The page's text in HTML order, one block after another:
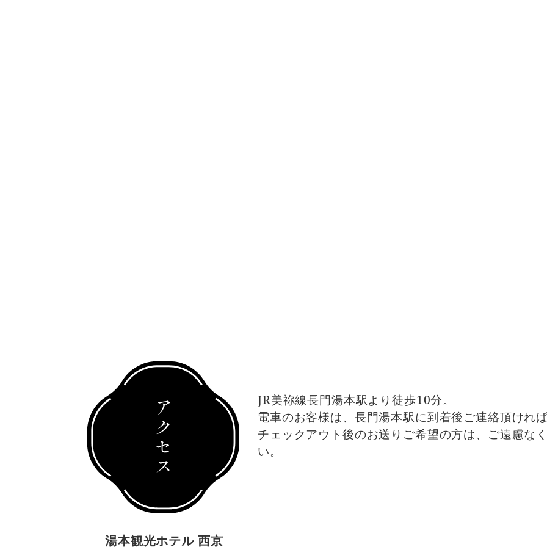
アクセス
JR美祢線長門湯本駅より徒歩10分。
電車のお客様は、長門湯本駅に到着後ご連絡頂けれ
チェックアウト後のお送りご希望の方は、ご遠慮な
い。
湯本観光ホテル 西京